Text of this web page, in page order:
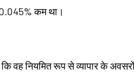
कम था।
वह नियमित रूप से व्यापार के